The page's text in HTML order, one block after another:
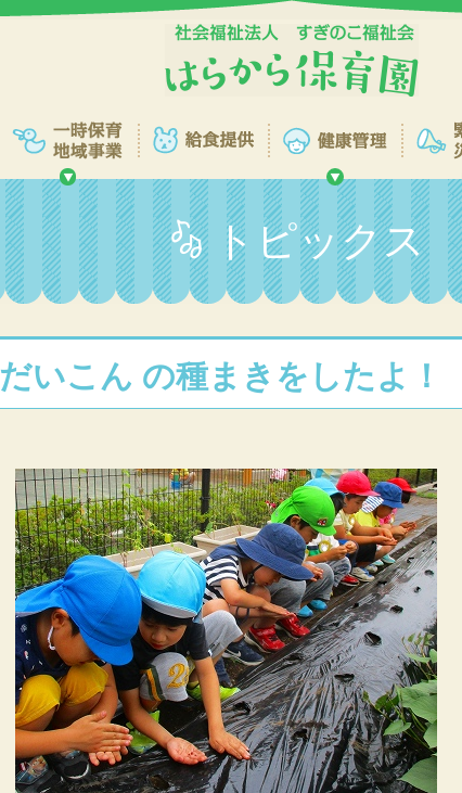
トピックス
だいこん の種まきをしたよ！